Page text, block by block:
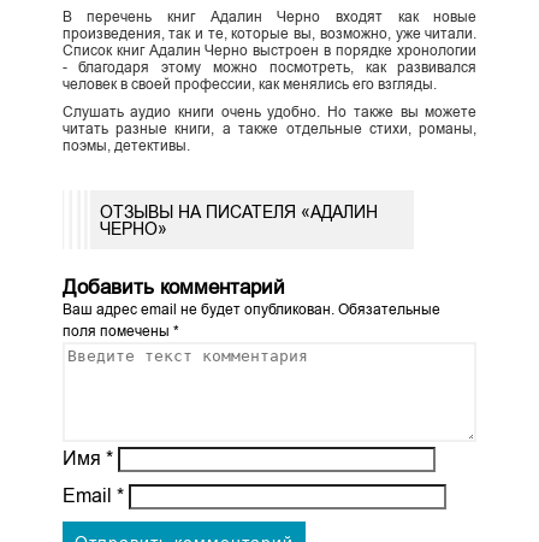
В перечень книг Адалин Черно входят как новые
произведения, так и те, которые вы, возможно, уже читали.
Список книг Адалин Черно выстроен в порядке хронологии
- благодаря этому можно посмотреть, как развивался
человек в своей профессии, как менялись его взгляды.
Слушать аудио книги очень удобно. Но также вы можете
читать разные книги, а также отдельные стихи, романы,
поэмы, детективы.
ОТЗЫВЫ НА ПИСАТЕЛЯ «АДАЛИН
ЧЕРНО»
Добавить комментарий
Ваш адрес email не будет опубликован.Обязательные
поля помечены *
Имя *
Email *